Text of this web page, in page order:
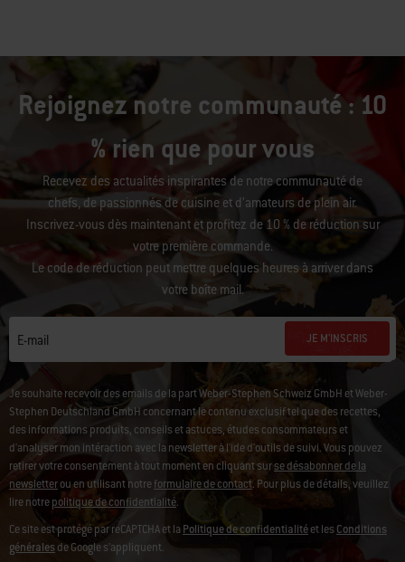
Rejoignez notre communauté : 10
% rien que pour vous
Recevez des actualités inspirantes de notre communauté de
chefs, de passionnés de cuisine et d’amateurs de plein air.
Inscrivez-vous dès maintenant et profitez de 10 % de réduction sur
votre première commande.
Le code de réduction peut mettre quelques heures à arriver dans
votre boîte mail.
E-mail JE M'INSCRIS
Je souhaite recevoir des emails de la part Weber-Stephen Schweiz GmbH et Weber-
Stephen Deutschland GmbH concernant le contenu exclusif tel que des recettes,
des informations produits, conseils et astuces, études consommateurs et
d'analyser mon intéraction avec la newsletter à l'ide d'outils de suivi. Vous pouvez
retirer votre consentement à tout moment en cliquant surse désabonner de la
newsletterou en utilisant notreformulaire de contact. Pour plus de détails, veuillez
lire notrepolitique de confidentialité.
Ce site est protégé par reCAPTCHA et la Politique de confidentialitéet lesConditions
généralesde Google s’appliquent.